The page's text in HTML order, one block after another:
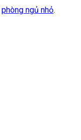
phòng ngủ nhỏ.